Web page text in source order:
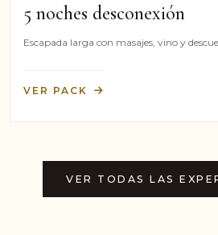
5 noches desconexión
Escapada larga con masajes, vino y
VER PACK
VER TODAS LAS